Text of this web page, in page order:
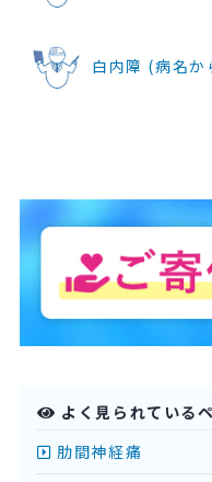
白内障 (病名か
よく見られている
肋間神経痛